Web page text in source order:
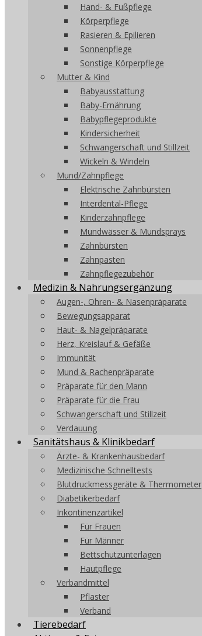
Hand- & Fußpflege
Körperpflege
Rasieren & Epilieren
Sonnenpflege
Sonstige Körperpflege
Mutter & Kind
Babyausstattung
Baby-Ernährung
Babypflegeprodukte
Kindersicherheit
Schwangerschaft und Stillzeit
Wickeln & Windeln
Mund/Zahnpflege
Elektrische Zahnbürsten
Interdental-Pflege
Kinderzahnpflege
Mundwässer & Mundsprays
Zahnbürsten
Zahnpasten
Zahnpflegezubehör
Medizin & Nahrungsergänzung
Augen-, Ohren- & Nasenpräparate
Bewegungsapparat
Haut- & Nagelpräparate
Herz, Kreislauf & Gefäße
Immunität
Mund & Rachenpräparate
Präparate für den Mann
Präparate für die Frau
Schwangerschaft und Stillzeit
Verdauung
Sanitätshaus & Klinikbedarf
Ärzte- & Krankenhausbedarf
Medizinische Schnelltests
Blutdruckmessgeräte & Thermometer
Diabetikerbedarf
Inkontinenzartikel
Für Frauen
Für Männer
Bettschutzunterlagen
Hautpflege
Verbandmittel
Pflaster
Verband
Tierebedarf